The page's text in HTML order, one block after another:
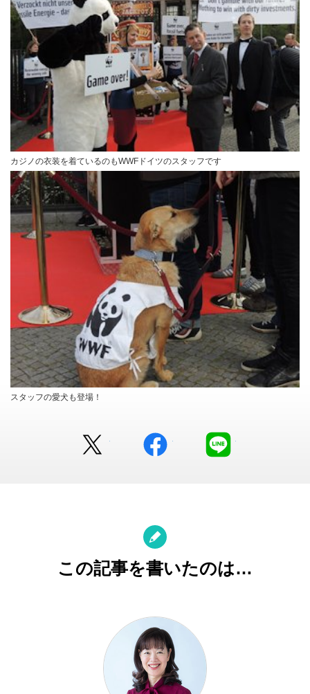
カジノの衣装を着ているのもWWFドイツのスタッフです
スタッフの愛犬も登場！
facebook
この記事を書いたのは…